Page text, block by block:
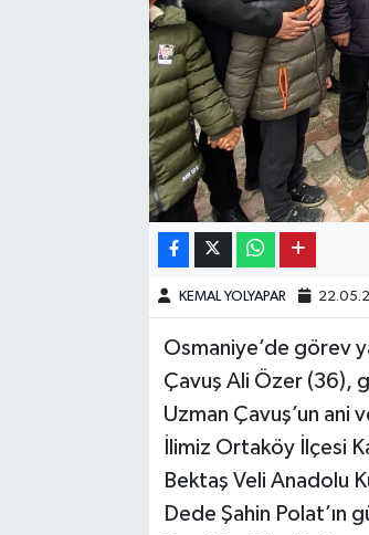
KEMAL YOLYAPAR
Osmaniye’de görev
Çavuş Ali Özer (36),
Uzman Çavuş’un ani
İlimiz Ortaköy İlçesi
Bektaş Veli Anadolu
Dede Şahin
Osmancık